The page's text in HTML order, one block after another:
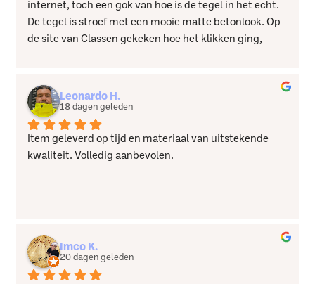
internet, toch een gok van hoe is de tegel in het echt.
De tegel is stroef met een mooie matte betonlook. Op
de site van Classen gekeken hoe het klikken ging,
heel soepel. Klantenservice heel vriendelijk. Ben echt
heel blij!!
Leonardo H.
18 dagen geleden
Item geleverd op tijd en materiaal van uitstekende
kwaliteit. Volledig aanbevolen.
Imco K.
20 dagen geleden